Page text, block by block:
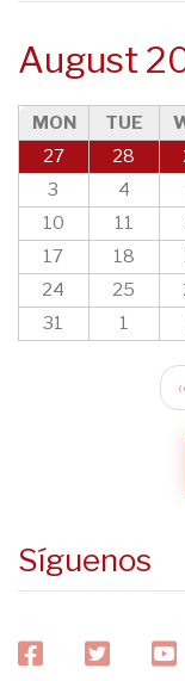
August
MON TUE
27
28
3
4
10
11
17
18
24
25
31
1
Pagination
‹‹
Síguenos
facebooktwitter